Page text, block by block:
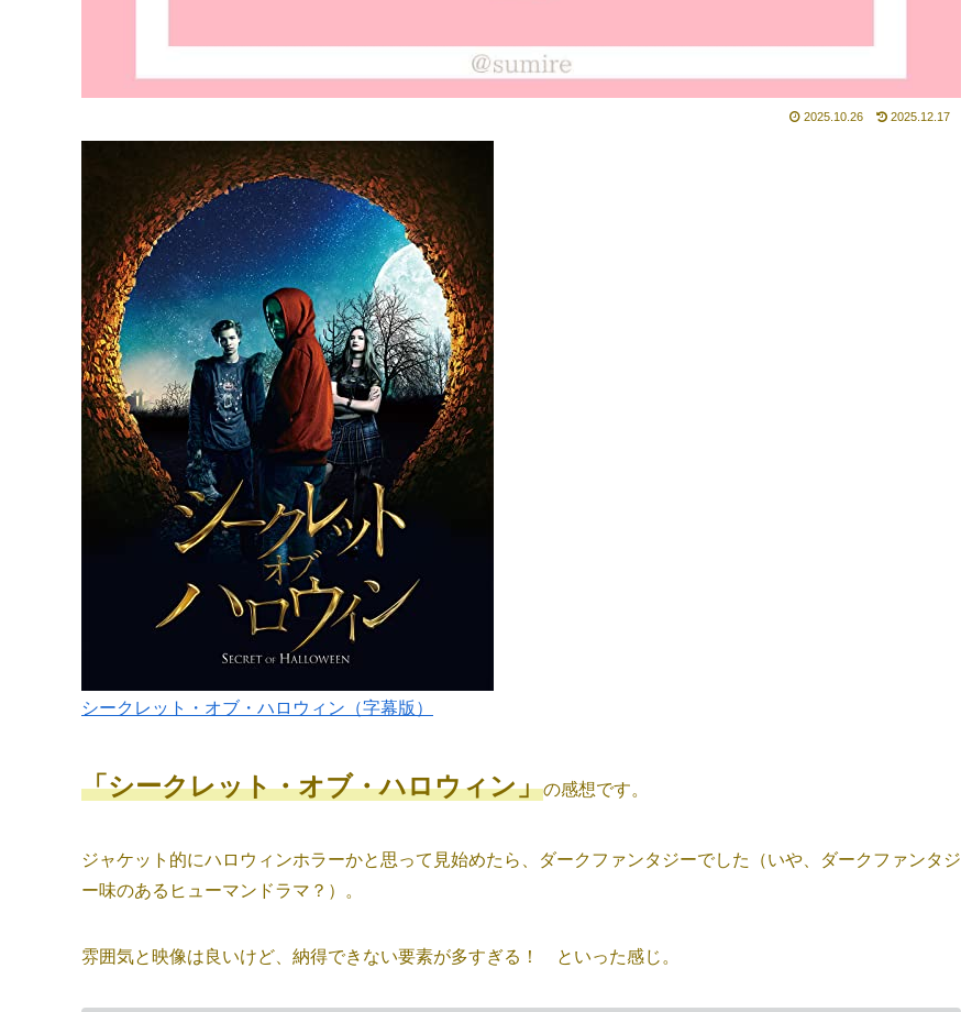
2025.10.26 2025.12.17
シークレット・オブ・ハロウィン（字幕版）
「シークレット・オブ・ハロウィン」の感想です。
ジャケット的にハロウィンホラーかと思って見始めたら、ダークファンタジーでした（いや、ダークファンタジ
ー味のあるヒューマンドラマ？）。
雰囲気と映像は良いけど、納得できない要素が多すぎる！ といった感じ。